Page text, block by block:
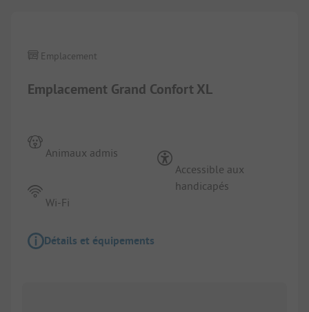
Emplacement Grand Confort XL
Emplacement
Animaux admis
Wi-Fi
Accessible aux
handicapés
Détails et équipements